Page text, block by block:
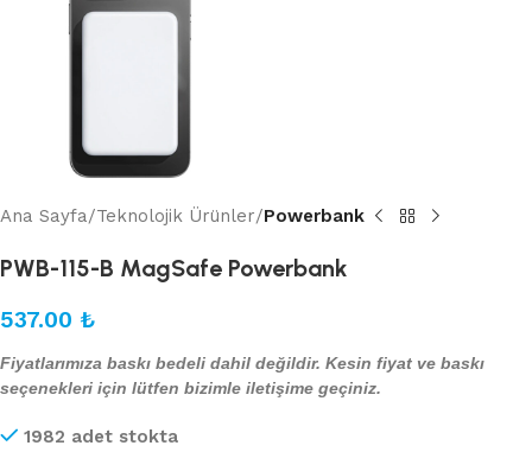
Ana Sayfa Teknolojik Ürünler Powerbank
PWB-115-B MagSafe Powerbank
537.00 ₺
Fiyatlarımıza baskı bedeli dahil değildir. Kesin fiyat ve baskı
seçenekleri için lütfen bizimle iletişime geçiniz.
1982 adet stokta